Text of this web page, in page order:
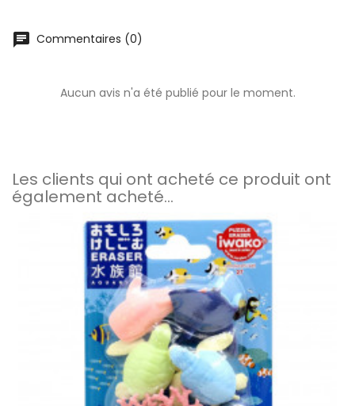
chat Commentaires (0)
Aucun avis n'a été publié pour le moment.
Les clients qui ont acheté ce produit ont
également acheté...